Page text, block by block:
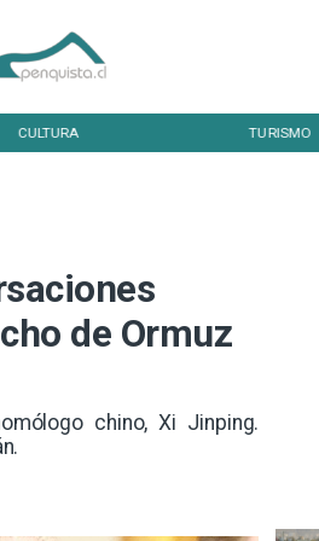
de Ormuz
chino, Xi Jinping.